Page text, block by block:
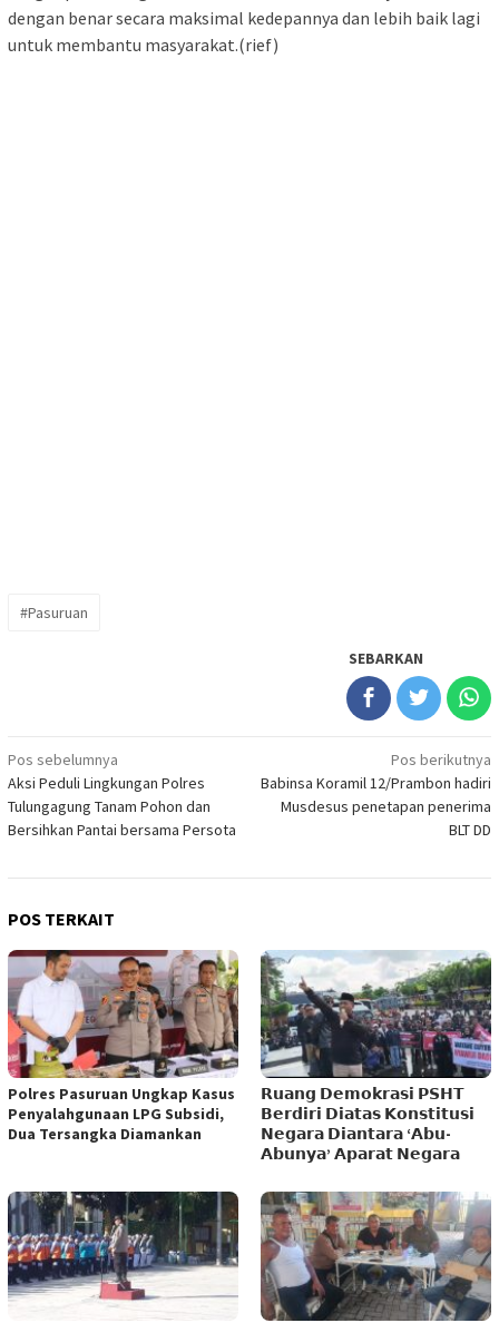
dengan benar secara maksimal kedepannya dan lebih baik lagi
untuk membantu masyarakat.(rief)
#Pasuruan
SEBARKAN
Navigasi
pos
Pos sebelumnya
Aksi Peduli Lingkungan Polres
Tulungagung Tanam Pohon dan
Bersihkan Pantai bersama Persota
Pos berikutnya
Babinsa Koramil 12/Prambon hadiri
Musdesus penetapan penerima
BLT DD
POS TERKAIT
Polres Pasuruan Ungkap Kasus
Penyalahgunaan LPG Subsidi,
Dua Tersangka Diamankan
𝗥𝘂𝗮𝗻𝗴 𝗗𝗲𝗺𝗼𝗸𝗿𝗮𝘀𝗶 𝗣𝗦𝗛𝗧
𝗕𝗲𝗿𝗱𝗶𝗿𝗶 𝗗𝗶𝗮𝘁𝗮𝘀 𝗞𝗼𝗻𝘀𝘁𝗶𝘁𝘂𝘀𝗶
𝗡𝗲𝗴𝗮𝗿𝗮 𝗗𝗶𝗮𝗻𝘁𝗮𝗿𝗮 ‘𝗔𝗯𝘂-
𝗔𝗯𝘂𝗻𝘆𝗮’ 𝗔𝗽𝗮𝗿𝗮𝘁 𝗡𝗲𝗴𝗮𝗿𝗮